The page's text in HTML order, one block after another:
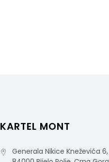
KARTEL MONT
Generala Nikice Kneževića 6,